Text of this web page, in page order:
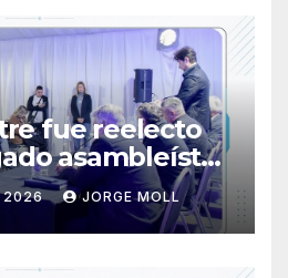
fue reelecto
asambleísta
Nacional en
2026 JORGE MOLL